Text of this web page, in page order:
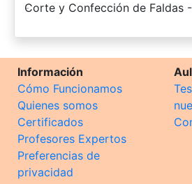
-
Corte y Confección de Faldas
Información
Cómo Funcionamos
Quienes somos
Certificados
Profesores Expertos
Preferencias de
privacidad